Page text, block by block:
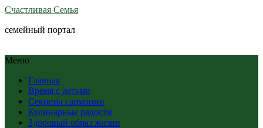
Счастливая Семья
семейный портал
Меню
Главная
Время с детьми
Секреты гармонии
Кулинарные радости
Здоровый образ жизни